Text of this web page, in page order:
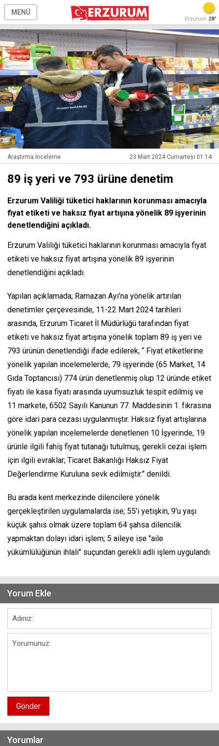
MENÜ
Erzurum 28°
Araştırma İnceleme 23 Mart 2024 Cumartesi 01:14
89 iş yeri ve 793 ürüne denetim
Erzurum Valiliği tüketici haklarının korunması amacıyla
fiyat etiketi ve haksız fiyat artışına yönelik 89 işyerinin
denetlendiğini açıkladı.
Erzurum Valiliği tüketici haklarının korunması amacıyla fiyat
etiketi ve haksız fiyat artışına yönelik 89 işyerinin
denetlendiğini açıkladı.
Yapılan açıklamada; Ramazan Ayı’na yönelik artırılan
denetimler çerçevesinde, 11-22 Mart 2024 tarihleri
arasında, Erzurum Ticaret İl Müdürlüğü tarafından fiyat
etiketi ve haksız fiyat artışına yönelik toplam 89 iş yeri ve
793 ürünün denetlendiği ifade edilerek, “ Fiyat etiketlerine
yönelik yapılan incelemelerde, 79 işyerinde (65 Market, 14
Gıda Toptancısı) 774 ürün denetlenmiş olup 12 üründe etiket
fiyatı ile kasa fiyatı arasında uyumsuzluk tespit edilmiş ve
11 markete, 6502 Sayılı Kanunun 77. Maddesinin 1. fıkrasına
göre idari para cezası uygulanmıştır. Haksız fiyat artışlarına
yönelik yapılan incelemelerde denetlenen 10 İşyerinde, 19
ürünle ilgili fahiş fiyat tutanağı tutulmuş, gerekli cezai işlem
için ilgili evraklar; Ticaret Bakanlığı Haksız Fiyat
Değerlendirme Kuruluna sevk edilmiştir.” denildi.
Bu arada kent merkezinde dilencilere yönelik
gerçekleştirilen uygulamalarda ise; 55'i yetişkin, 9'u yaşı
küçük şahıs olmak üzere toplam 64 şahsa dilencilik
yapmaktan dolayı idari işlem; 5 aileye ise "aile
yükümlülüğünün ihlali" suçundan gerekli adli işlem uygulandı.
Yorum Ekle
Gönder
Yorumlar